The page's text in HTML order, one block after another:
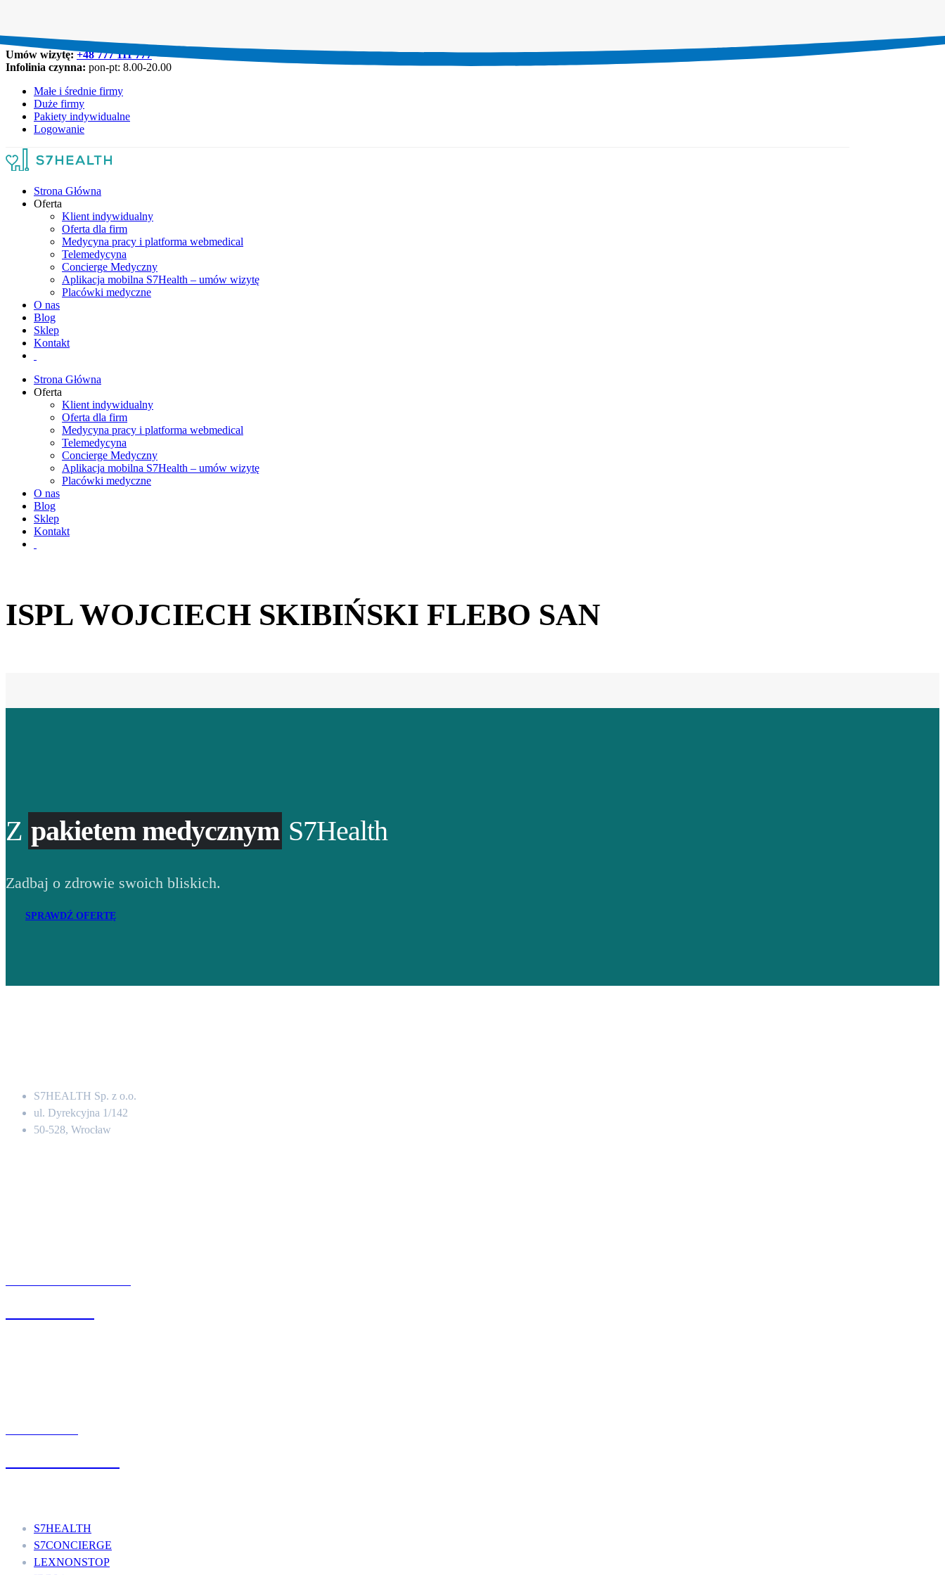
Umów wizytę:+48 777 111 777
Infolinia czynna: pon-pt: 8.00-20.00
Małe i średnie firmy
Duże firmy
Pakiety indywidualne
Logowanie
Strona Główna
Oferta
Klient indywidualny
Oferta dla firm
Medycyna pracy i platforma webmedical
Telemedycyna
Concierge Medyczny
Aplikacja mobilna S7Health – umów wizytę
Placówki medyczne
O nas
Blog
Sklep
Kontakt
Strona Główna
Oferta
Klient indywidualny
Oferta dla firm
Medycyna pracy i platforma webmedical
Telemedycyna
Concierge Medyczny
Aplikacja mobilna S7Health – umów wizytę
Placówki medyczne
O nas
Blog
Sklep
Kontakt
ISPL WOJCIECH SKIBIŃSKI FLEBO SAN
Z pakietem medycznym S7Health
Zadbaj o zdrowie swoich bliskich.
SPRAWDŹ OFERTĘ
S7HEALTH Sp. z o.o.
ul. Dyrekcyjna 1/142
50-528, Wrocław
S7HEALTH
S7CONCIERGE
LEXNONSTOP